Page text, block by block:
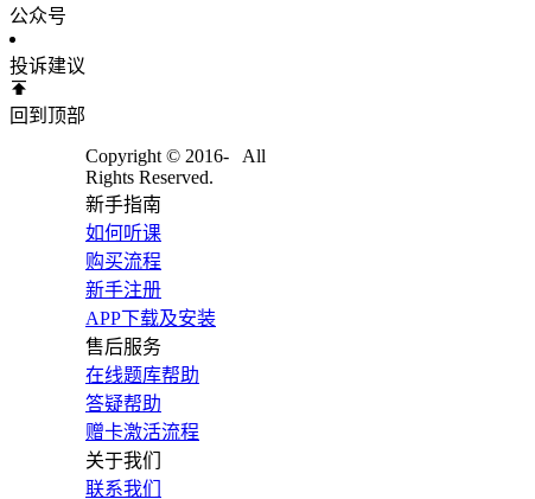
公众号
投诉建议
回到顶部
Copyright © 2016-
All
Rights Reserved.
新手指南
如何听课
购买流程
新手注册
APP下载及安装
售后服务
在线题库帮助
答疑帮助
赠卡激活流程
关于我们
联系我们